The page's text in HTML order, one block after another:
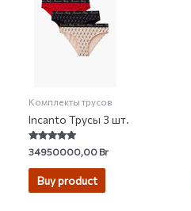
Комплекты трусов
Incanto Трусы 3 шт.
Rated
4.81
out of 5
34950000,00Br
Buy product